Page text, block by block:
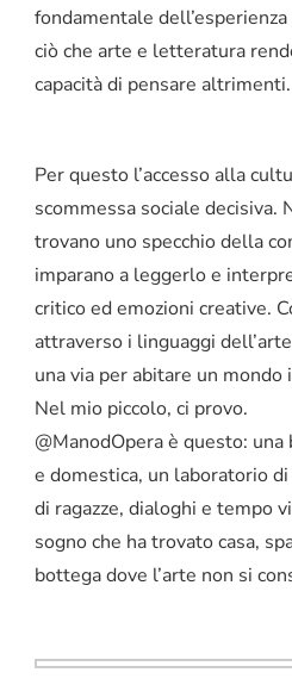
fondamentale
ciò che arte e letteratura
capacità di pensare altrimenti.
Per questo l’accesso alla
scommessa sociale decisiva.
trovano uno specchio della
imparano a leggerlo e
critico ed emozioni creative.
attraverso i linguaggi
una via per abitare un
Nel mio piccolo, ci provo.
@ManodOpera è questo:
e domestica, un laboratorio
di ragazze, dialoghi e tempo
sogno che ha trovato casa,
bottega dove l’arte non si